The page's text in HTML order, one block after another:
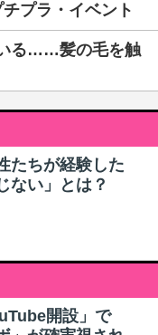
プラ・イベント
る……髪の毛を触
たちが経験した
ない」とは？
開設」で